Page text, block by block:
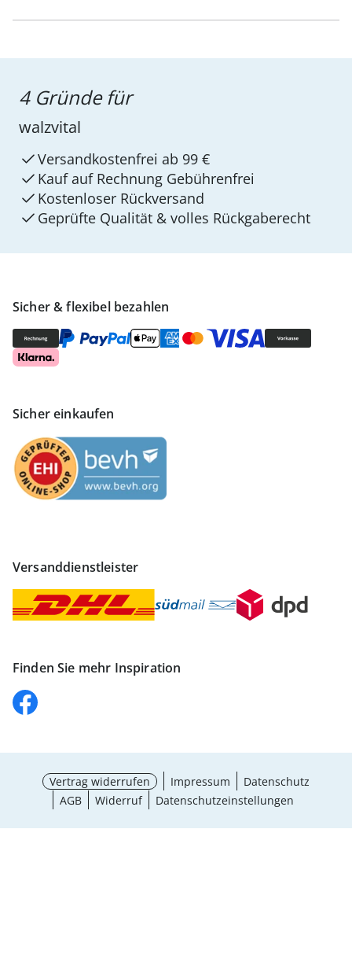
Sicher & flexibel bezahlen
Sicher einkaufen
Versanddienstleister
Finden Sie mehr Inspiration
4 Gründe für
walzvital
Versandkostenfrei ab 99 €
Kauf auf Rechnung Gebührenfrei
Kostenloser Rückversand
Geprüfte Qualität & volles Rückgaberecht
Vertrag widerrufen Impressum
Datenschutz
AGB
Widerruf Datenschutzeinstellungen